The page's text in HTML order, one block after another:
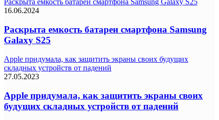
Раскрыта емкость батареи смартфона Samsung Galaxy S25
16.06.2024
Раскрыта емкость батареи смартфона Samsung
Galaxy S25
Apple придумала, как защитить экраны своих будущих
складных устройств от падений
27.05.2023
Apple придумала, как защитить экраны своих
будущих складных устройств от падений